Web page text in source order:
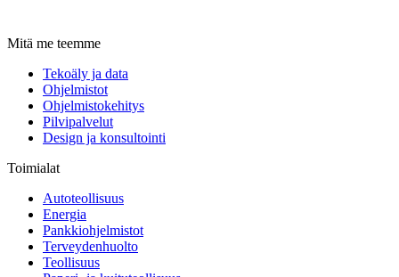
Mitä me teemme
Tekoäly ja data
Ohjelmistot
Ohjelmistokehitys
Pilvipalvelut
Design ja konsultointi
Toimialat
Autoteollisuus
Energia
Pankkiohjelmistot
Terveydenhuolto
Teollisuus